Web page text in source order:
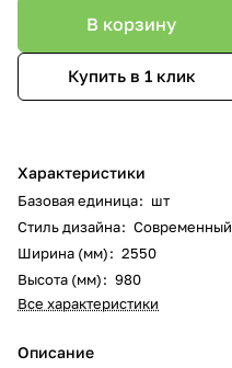
В корзину
Купить в 1 клик
Характеристики
Базовая единица: шт
Стиль дизайна: Современный
Ширина (мм): 2550
Высота (мм): 980
Все характеристики
Описание